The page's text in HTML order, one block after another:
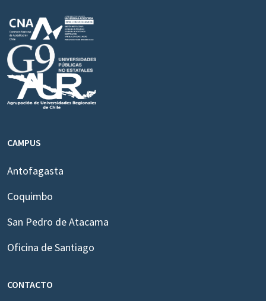
CAMPUS
Antofagasta
Coquimbo
San Pedro de Atacama
Oficina de Santiago
CONTACTO